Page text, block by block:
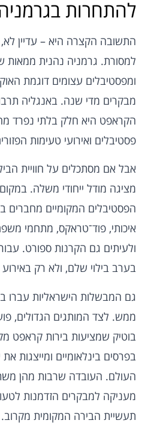
להתחרות
התשובה הקצרה היא – עדיין
למסורת. גרמניה נהנית ממאות
ומפסטיבלים עצומים דוגמת
מבקרים מדי שנה. באנגליה
הקראפט היא חלק בלתי נפרד
פסטיבלים ואירועי טעימות
אבל אם מסתכלים על חוויית
מציגה מודל ייחודי משלה.
הפסטיבלים המקומיים מחברים
איכותי, פוד־טראקס, מתחמי
ולעיתים גם הקרנות ספורט.
בערב בילוי שלם, ולא רק
גם המבשלות הישראליות עברו
ממש. לצד המותגים הגדולים,
בוטיק שמציעות בירות קראפט
בפרסים בינלאומיים ומייצגות
העולם. העובדה שרבות מהן
מעניקה למבקרים הזדמנות
תעשיית הבירה המקומית מקרוב.